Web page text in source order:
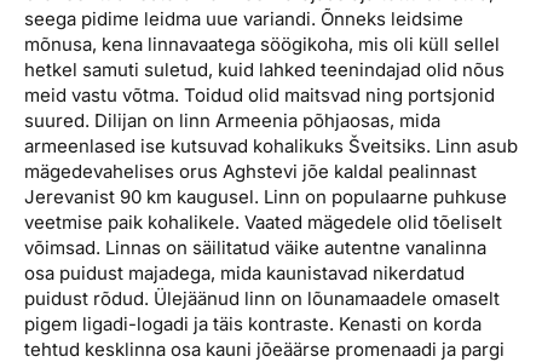
seega pidime leidma uue variandi. Õnneks leidsime
mõnusa, kena linnavaatega söögikoha, mis oli küll sellel
hetkel samuti suletud, kuid lahked teenindajad olid nõus
meid vastu võtma. Toidud olid maitsvad ning portsjonid
suured. Dilijan on linn Armeenia põhjaosas, mida
armeenlased ise kutsuvad kohalikuks Šveitsiks. Linn asub
mägedevahelises orus Aghstevi jõe kaldal pealinnast
Jerevanist 90 km kaugusel. Linn on populaarne puhkuse
veetmise paik kohalikele. Vaated mägedele olid tõeliselt
võimsad. Linnas on säilitatud väike autentne vanalinna
osa puidust majadega, mida kaunistavad nikerdatud
puidust rõdud. Ülejäänud linn on lõunamaadele omaselt
pigem ligadi-logadi ja täis kontraste. Kenasti on korda
tehtud kesklinna osa kauni jõeäärse promenaadi ja pargi